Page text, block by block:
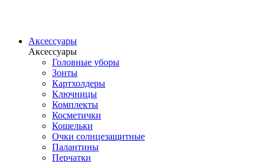
Аксессуары
Аксессуары
Головные уборы
Зонты
Картхолдеры
Ключницы
Комплекты
Косметички
Кошельки
Очки солнцезащитные
Палантины
Перчатки